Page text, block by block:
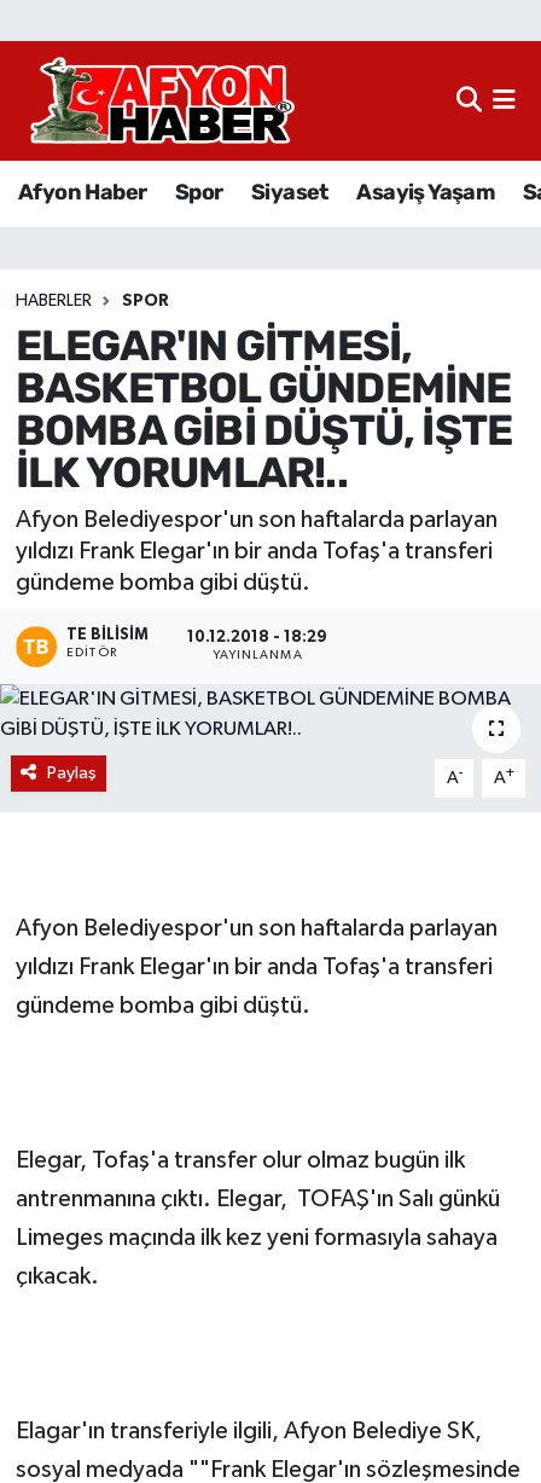
Afyon Haber Spor Siyaset Asayiş Yaşam
HABERLER SPOR
ELEGAR'IN GİTMESİ,
BASKETBOL GÜNDEMİNE
BOMBA GİBİ DÜŞTÜ, İŞTE
İLK YORUMLAR!..
Afyon Belediyespor'un son haftalarda parlayan
yıldızı Frank Elegar'ın bir anda Tofaş'a transferi
gündeme bomba gibi düştü.
TE BILISIM
EDITÖR
10.12.2018 - 18:29
YAYINLANMA
Paylaş A- A+
Afyon Belediyespor'un son haftalarda parlayan
yıldızı Frank Elegar'ın bir anda Tofaş'a transferi
gündeme bomba gibi düştü.
Elegar, Tofaş'a transfer olur olmaz bugün ilk
antrenmanına çıktı. Elegar, TOFAŞ'ın Salı günkü
Limeges maçında ilk kez yeni formasıyla sahaya
çıkacak.
Elagar'ın transferiyle ilgili, Afyon Belediye SK,
sosyal medyada ""Frank Elegar'ın sözleşmesinde
Afyon Haber
Sağlık
Eğitim
Sivil Toplum
Ekonomi
Magazin
Etkinlikler